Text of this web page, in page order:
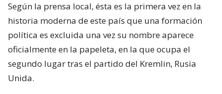
Según la prensa local, ésta es la primera vez en la
historia moderna de este país que una formación
política es excluida una vez su nombre aparece
oficialmente en la papeleta, en la que ocupa el
segundo lugar tras el partido del Kremlin, Rusia
Unida.